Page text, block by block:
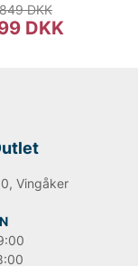
DKK
849 DKK
Vingåker